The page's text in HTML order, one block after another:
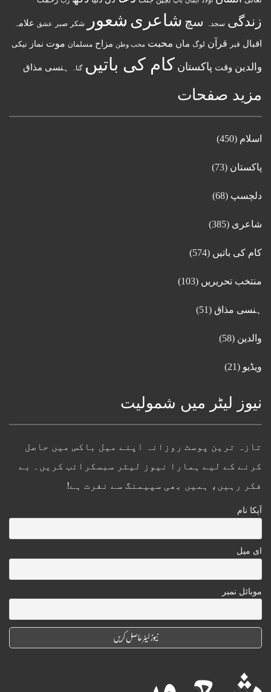
زندگی سجدہ سچ شاعری شعور شکر صبر عشق علامہ
اقبال قبر قرآن لوگ ماں محبت محب وطن مزاح مسلمان موت نماز نیکی
والدین وقت پاکستان کام کی باتیں گناہ ہنسی مذاق
مزید صفحات
اسلام (450)
پاکستان (73)
دلچسپ (68)
شاعری (385)
کام کی باتیں (574)
منتخب تحریریں (103)
ہنسی مذاق (51)
والدین (58)
ویڈیو (21)
نیوز لیٹر میں شمولیت
تازہ ترین پوسٹ روزانہ اپنے میل باکس میں حاصل
کرنے کے لیے ہمارا نیوز لیٹر سبسکرائب کریں۔ بے
فکر رہیں، ہمیں بھی سپیمنگ سے نفرت ہے!
آپکا نام
ای میل
موبائل نمبر